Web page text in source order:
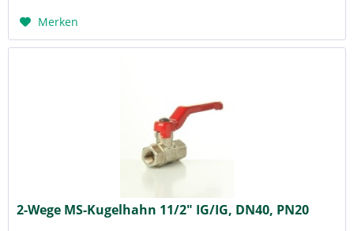
Merken
2-Wege MS-Kugelhahn 11/2" IG/IG, DN40, PN20